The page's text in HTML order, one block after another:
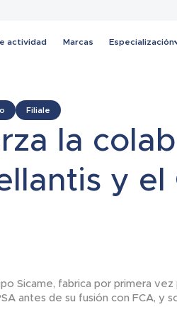
actividad Marcas Especialización
Noticias
Filiale
la
y el
Sicame, fabrica por primera vez
antes de su fusión con FCA, y